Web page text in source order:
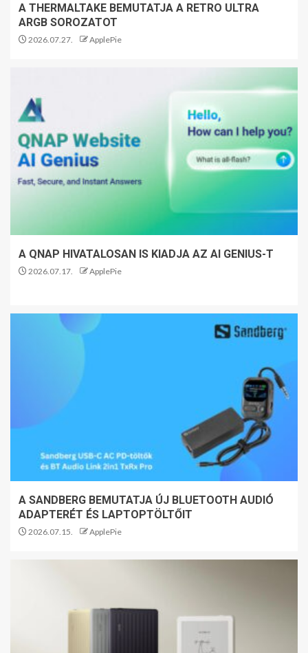
A THERMALTAKE BEMUTATJA A RETRO ULTRA
ARGB SOROZATOT
2026.07.27. ApplePie
A QNAP HIVATALOSAN IS KIADJA AZ AI GENIUS-T
2026.07.17. ApplePie
A SANDBERG BEMUTATJA ÚJ BLUETOOTH AUDIÓ
ADAPTERÉT ÉS LAPTOPTÖLTŐIT
2026.07.15. ApplePie